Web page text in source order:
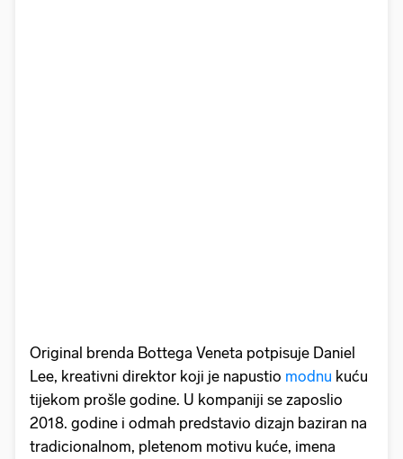
Original brenda Bottega Veneta potpisuje Daniel
Lee, kreativni direktor koji je napustio modnu kuću
tijekom prošle godine. U kompaniji se zaposlio
2018. godine i odmah predstavio dizajn baziran na
tradicionalnom, pletenom motivu kuće, imena